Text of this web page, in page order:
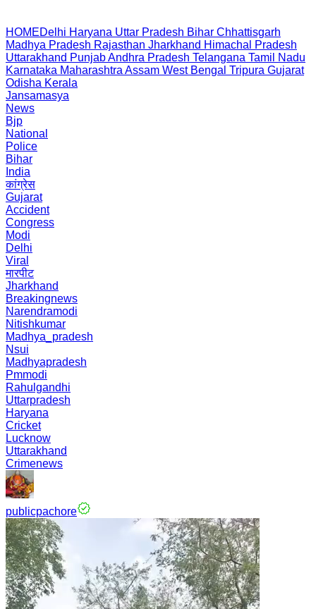
HOMEDelhi Haryana Uttar Pradesh Bihar Chhattisgarh
Madhya Pradesh Rajasthan Jharkhand Himachal Pradesh
Uttarakhand PunjabAndhra Pradesh Telangana Tamil Nadu
Karnataka Maharashtra Assam West Bengal Tripura Gujarat
Odisha Kerala
Jansamasya
News
Bjp
National
Police
Bihar
India
कांग्रेस
Gujarat
Accident
Congress
Modi
Delhi
Viral
मारपीट
Jharkhand
Breakingnews
Narendramodi
Nitishkumar
Madhya_pradesh
Nsui
Madhyapradesh
Pmmodi
Rahulgandhi
Uttarpradesh
Haryana
Cricket
Lucknow
Uttarakhand
Crimenews
publicpachore